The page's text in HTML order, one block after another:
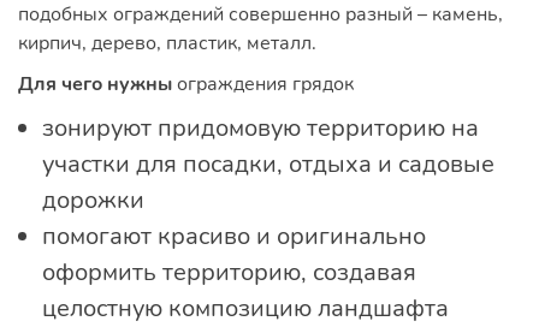
подобных ограждений совершенно разный – камень,
кирпич, дерево, пластик, металл.
Для чего нужныограждения грядок
зонируют придомовую территорию на
участки для посадки, отдыха и садовые
дорожки
помогают красиво и оригинально
оформить территорию, создавая
целостную композицию ландшафта